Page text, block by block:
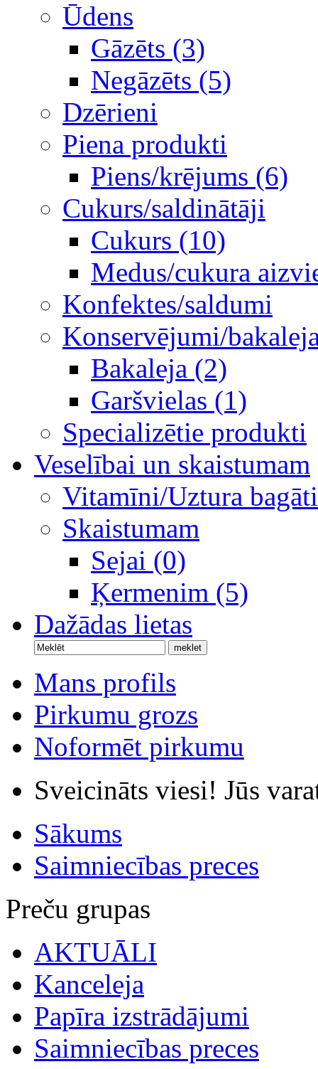
Ūdens
Gāzēts (3)
Negāzēts (5)
Dzērieni
Piena produkti
Piens/krējums (6)
Cukurs/saldinātāji
Cukurs (10)
Medus/cukura
Konfektes/saldumi
Konservējumi/
Bakaleja (2)
Garšvielas (1)
Specializētie produkti
Veselībai un skaistumam
Vitamīni/Uztura
Skaistumam
Sejai (0)
Ķermenim (5)
Dažādas lietas
Mans profils
Pirkumu grozs
Noformēt pirkumu
Sveicināts viesi! Jūs
Sākums
Saimniecības preces
Preču grupas
AKTUĀLI
Kanceleja
Papīra izstrādājumi
Saimniecības preces